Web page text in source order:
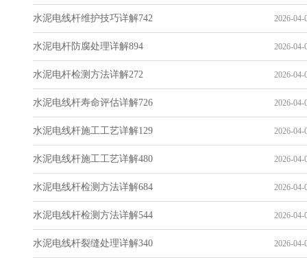
水泥电线杆维护技巧详解742 2026-04-
水泥电杆防腐处理详解894 2026-04-
水泥电杆检测方法详解272 2026-04-
水泥电线杆寿命评估详解726 2026-04-
水泥电线杆施工工艺详解129 2026-04-
水泥电线杆施工工艺详解480 2026-04-
水泥电线杆检测方法详解684 2026-04-
水泥电线杆检测方法详解544 2026-04-
水泥电线杆裂缝处理详解340 2026-04-